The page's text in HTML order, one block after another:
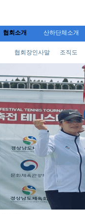
협회소개 산하단체소개
협회장인사말 조직도